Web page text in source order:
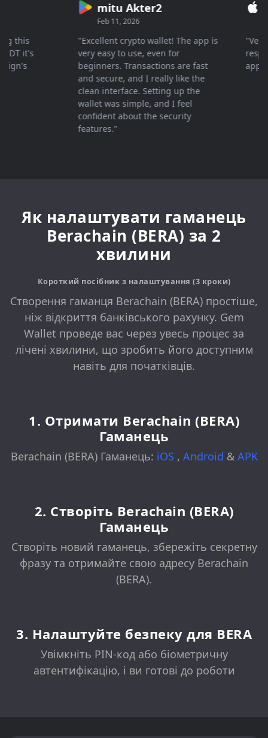
it's
mitu Akter2
Feb 11, 2026
"Excellent crypto wallet! The app is
very easy to use, even for
beginners. Transactions are fast
and secure, and I really like the
clean interface. Setting up the
wallet was simple, and I feel
confident about the security
features."
"Very
Як налаштувати гаманець
Berachain (BERA) за 2
хвилини
Короткий посібник з налаштування (3 кроки)
Створення гаманця Berachain (BERA) простіше,
ніж відкриття банківського рахунку. Gem
Wallet проведе вас через увесь процес за
лічені хвилини, що зробить його доступним
навіть для початківців.
1. Отримати Berachain (BERA)
Гаманець
Berachain (BERA) Гаманець: iOS , Android & APK
2. Створіть Berachain (BERA)
Гаманець
Створіть новий гаманець, збережіть секретну
фразу та отримайте свою адресу Berachain
(BERA).
3. Налаштуйте безпеку для BERA
Увімкніть PIN-код або біометричну
автентифікацію, і ви готові до роботи